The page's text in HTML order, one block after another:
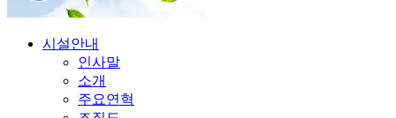
시설안내
인사말
소개
주요연혁